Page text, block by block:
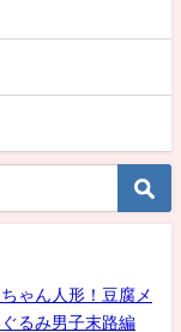
ゃん人形！豆腐メ
るみ男子末路編